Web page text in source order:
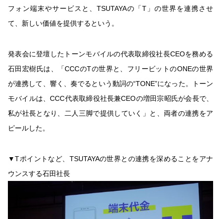
フォン端末やサービスと、TSUTAYAの「T」の世界を連携させ
て、新しい価値を提供するという。
発表会に登壇したトーンモバイルの代表取締役社長CEOを務める
石田宏樹氏は、「CCCのTの世界と、フリービットのONEの世界
が連携して、響く、奏でるという動詞の“TONE”になった。トーン
モバイルは、CCC代表取締役社長兼CEOの増田宗昭氏が会長で、
私が社長となり、二人三脚で提供していく」と、両者の連携をア
ピールした。
▼Tポイントなど、TSUTAYAの世界との連携を深めることをアナ
ウンスする石田社長